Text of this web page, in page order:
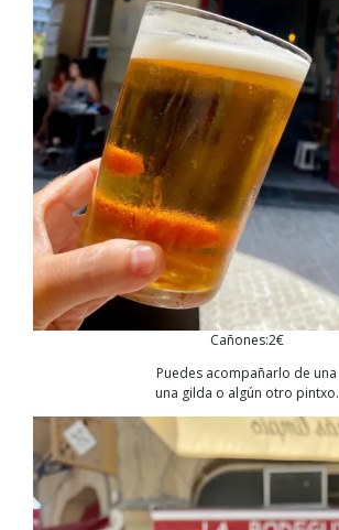
Cañones:2€
Puedes acompañarlo de una
una gilda o algún otro pintxo.